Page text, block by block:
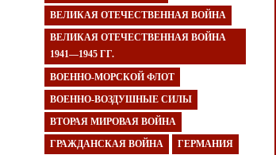
ВЕЛИКАЯ ОТЕЧЕСТВЕННАЯ ВОЙНА
ВЕЛИКАЯ ОТЕЧЕСТВЕННАЯ ВОЙНА
1941—1945 ГГ.
ВОЕННО-МОРСКОЙ ФЛОТ
ВОЕННО-ВОЗДУШНЫЕ СИЛЫ
ВТОРАЯ МИРОВАЯ ВОЙНА
ГРАЖДАНСКАЯ ВОЙНА ГЕРМАНИЯ